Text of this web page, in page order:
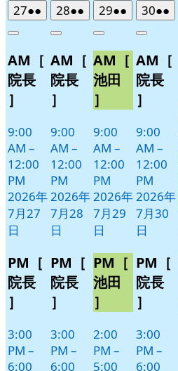
曜
日
曜
日
曜
日
曜
日
272026
年
月
27
日
●●
件
イ
ベ
ト)
Close
AM［
院長
］
9:00
AM –
12:00
PM
2026年
7月27
日
PM［
院長
］
3:00
PM –
6:00
282026
年
月
28
日
●●
件
イ
ベ
ト)
Close
AM［
院長
］
9:00
AM –
12:00
PM
2026年
7月28
日
PM［
院長
］
3:00
PM –
6:00
292026
年
月
29
日
●●
件
イ
ベ
ト)
Close
AM［
池田
］
9:00
AM –
12:00
PM
2026年
7月29
日
PM［
池田
］
2:00
PM –
5:00
302026
年
月
30
日
●●
件
イ
Close
AM［
院長
］
9:00
AM –
12:00
PM
2026年
7月30
日
PM［
院長
］
3:00
PM –
6:00